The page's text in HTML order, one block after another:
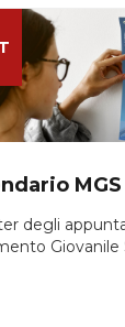
degli
Giovanile